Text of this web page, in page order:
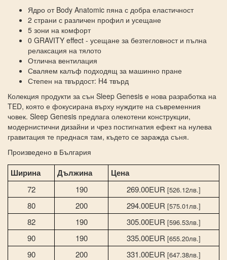
Ядро от Body Anatomic пяна с добра еластичност
2 страни с различен профил и усещане
5 зони на комфорт
0 GRAVITY effect - усещане за безтегловност и пълна
релаксация на тялото
Отлична вентилация
Сваляем калъф подходящ за машинно пране
Степен на твърдост: H4 твърд
Колекция продукти за сън Sleep Genesis е нова разработка на
TED, която е фокусирана върху нуждите на съвременния
човек. Sleep Genesis предлага олекотени конструкции,
модернистични дизайни и чрез постигнатия ефект на нулева
гравитация те преднася там, където се заражда съня.
Произведено в България
Ширина Дължина Цена
72 190 269.00EUR [526.12лв.]
80 200 294.00EUR [575.01лв.]
82 190 305.00EUR [596.53лв.]
90 190 335.00EUR [655.20лв.]
90 200 331.00EUR [647.38лв.]